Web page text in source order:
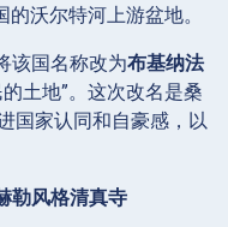
沃尔特河上游盆地。
该国名称改为布基纳法
土地”。这次改名是桑
国家认同和自豪感，以
勒风格清真寺